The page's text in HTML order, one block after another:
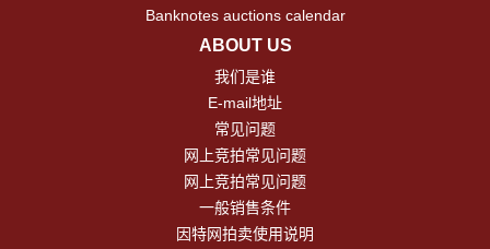
Banknotes auctions calendar
ABOUT US
我们是谁
E-mail地址
常见问题
网上竞拍常见问题
网上竞拍常见问题
一般销售条件
因特网拍卖使用说明